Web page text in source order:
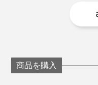
（※1）火を吹き消すときは、
（※2）蓋をかぶせて消火した
オウドウッド：
り。
香りの揮発やホコリ
わない時はサイドボ
ボックス付きなのでギ
※燃焼時間は、無風・
る平均値です。湿度
《ご注意》
商品を購入